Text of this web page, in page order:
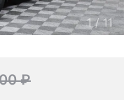
1/11
₽